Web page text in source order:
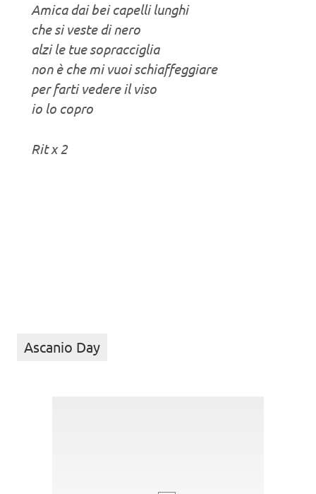
Amica dai bei capelli lunghi
che si veste di nero
alzi le tue sopracciglia
non è che mi vuoi schiaffeggiare
per farti vedere il viso
io lo copro
Rit x 2
Ascanio Day